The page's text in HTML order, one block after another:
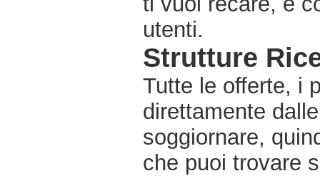
utenti.
Strutture
Tutte le offerte, i
direttamente
soggiornare,
che puoi trovare